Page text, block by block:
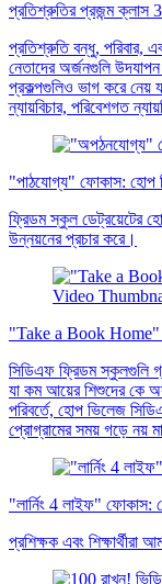
প্রতিশ্রুতির প্রজন্ম ক্লাস
প্রতিশ্রুতি বন্ধু, পরিবার,
নেতাদের অর্জনগুলি উদযাপন
প্রকল্পগুলিও ভাগ করে নেয়
ন্যায়বিচার, পরিবেশগত
"পাঠযোগ্য" ফোকাস: হোপ
ফ্রিডম স্কুল ডেট্রয়েটের
উন্নয়নের প্রচার করে।
"Take a Book
সিডিএফ ফ্রিডম স্কুলগুলি
যা কম আয়ের শিশুদের কে
পরিবর্তে, হোপ ভিলেজ
প্রোগ্রামের সময় গড়ে নয়
"লার্নিং 4 লাইফ"
প্রশিক্ষক এবং